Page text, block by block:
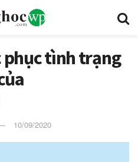
phục tình trạng
10/09/2020